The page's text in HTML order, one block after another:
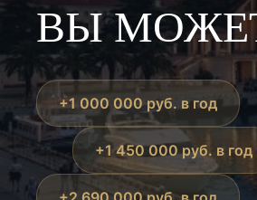
ВЫ
+1 000 000 руб. в год
+1 450 000 руб. в год